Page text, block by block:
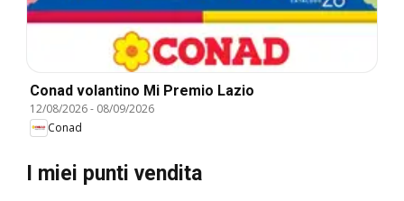
Conad volantino Mi Premio Lazio
12/08/2026- 08/09/2026
Conad
I miei punti vendita